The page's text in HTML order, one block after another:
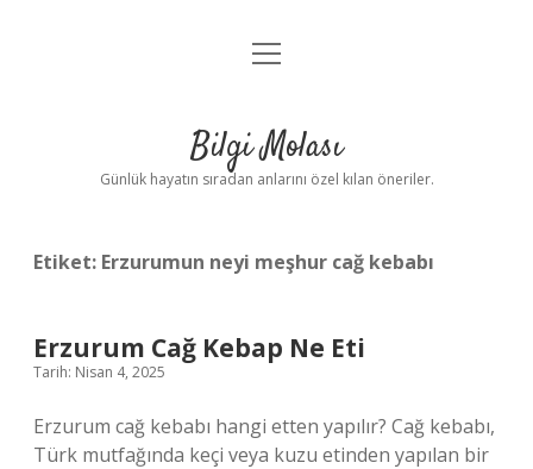
Anasayfa
Yasal Uyarı
menüyü
Bilgi Molası
Günlük hayatın sıradan anlarını özel kılan öneriler.
Etiket: Erzurumun neyi meşhur cağ kebabı
Erzurum Cağ Kebap Ne Eti
Tarih: Nisan 4, 2025
Erzurum cağ kebabı hangi etten yapılır? Cağ kebabı,
Türk mutfağında keçi veya kuzu etinden yapılan bir